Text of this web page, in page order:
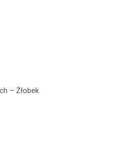
– Żłobek